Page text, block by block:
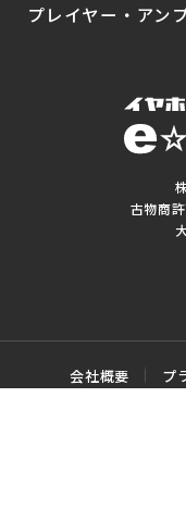
古物商
プレイヤー・アン
会社概要 プ